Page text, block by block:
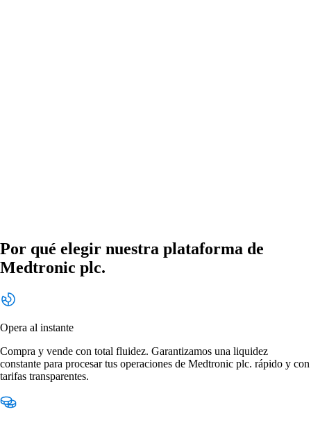
Por qué elegir nuestra plataforma de
Medtronic plc.
Opera al instante
Compra y vende con total fluidez. Garantizamos una liquidez
constante para procesar tus operaciones de Medtronic plc. rápido y con
tarifas transparentes.